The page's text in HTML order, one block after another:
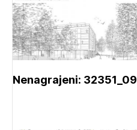
Nenagrajeni: 32351_09